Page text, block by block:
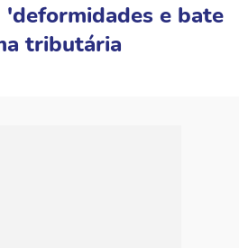
'deformidades e bate
tributária